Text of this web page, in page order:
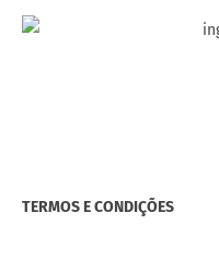
TERMOS E CONDIÇÕES